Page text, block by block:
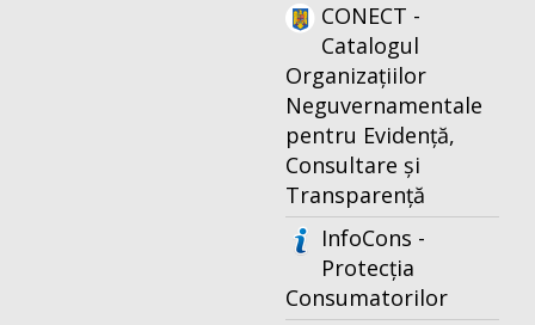
CONECT -
Catalogul
Organizațiilor
Neguvernamentale
pentru Evidență,
Consultare și
Transparență
InfoCons -
Protecția
Consumatorilor